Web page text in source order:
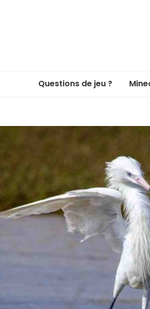
Questions de jeu ?